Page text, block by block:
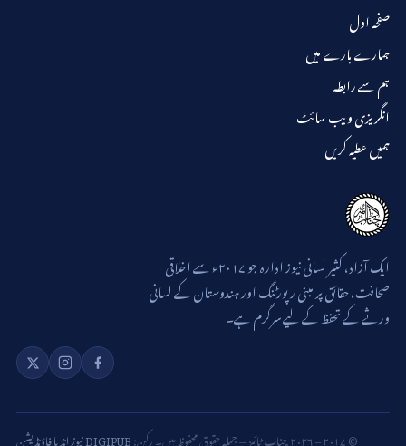
صفحہ اول
ہمارے بارے میں
ہم سے رابطہ
انگریزی ویب سائٹ
ہمیں عطیہ کریں
ایک آزاد، کثیر لسانی نیوز ادارہ جو ۲۰۱۷ء سے اخلاقی
صحافت، حقائق پر مبنی رپورٹنگ اور ہندوستان کے لسانی
ورثے کے تحفظ کے لیے سرگرم ہے۔
DIGIPUB نیوز انڈیا فاؤنڈیشن